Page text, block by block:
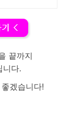
끝까지
니다.
겠습니다!